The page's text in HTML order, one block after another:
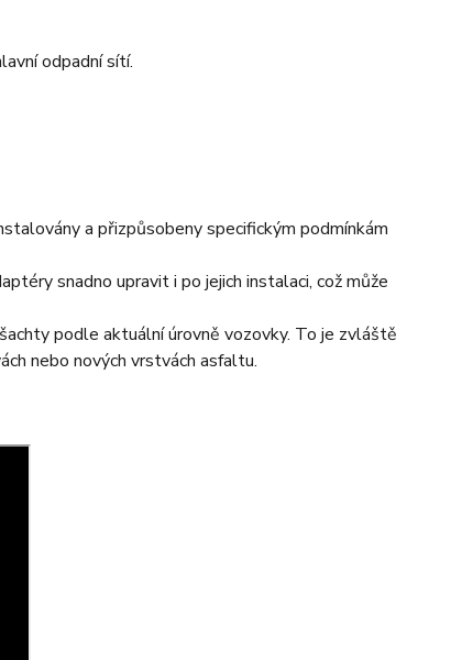
odpadní sítí.
a přizpůsobeny specifickým podmínkám
snadno upravit i po jejich instalaci, což může
podle aktuální úrovně vozovky. To je zvláště
nebo nových vrstvách asfaltu.